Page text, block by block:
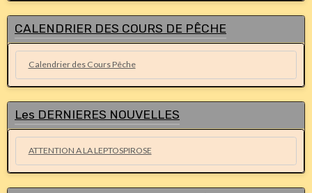
CALENDRIER DES COURS DE PÊCHE
Calendrier des Cours Pêche
Les DERNIERES NOUVELLES
ATTENTION A LA LEPTOSPIROSE